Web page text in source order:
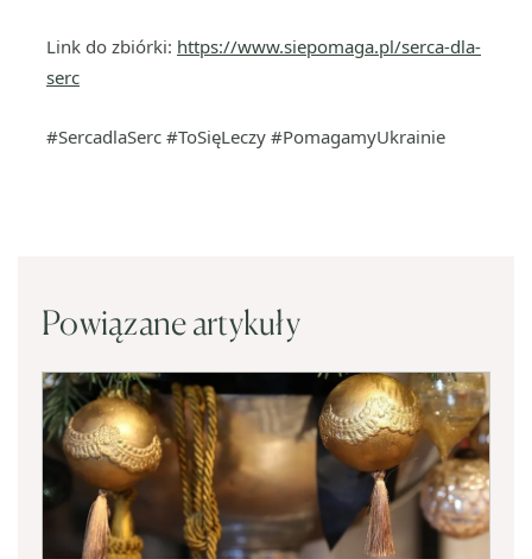
Link do zbiórki: https://www.siepomaga.pl/serca-dla-
serc
#SercadlaSerc #ToSięLeczy #PomagamyUkrainie
Powiązane artykuły